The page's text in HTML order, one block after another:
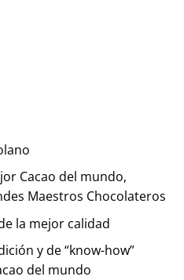
Cacao del mundo,
Maestros Chocolateros
la mejor calidad
y de “know-how”
del mundo